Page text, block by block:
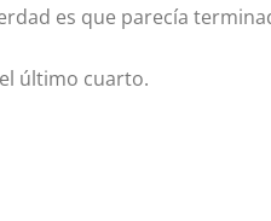
es que parecía
último cuarto.